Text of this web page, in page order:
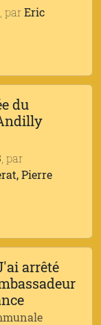
, parEric
du
, par
Pierre
arrêté